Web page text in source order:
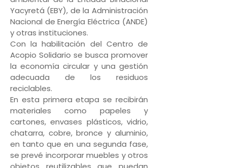
Yacyretá (EBY), de la Administración
Nacional de Energía Eléctrica (ANDE)
y otras instituciones.
Con la habilitación del Centro de
Acopio Solidario se busca promover
la economía circular y una gestión
adecuada de los residuos
reciclables.
En esta primera etapa se recibirán
materiales como papeles y
cartones, envases plásticos, vidrio,
chatarra, cobre, bronce y aluminio,
en tanto que en una segunda fase,
se prevé incorporar muebles y otros